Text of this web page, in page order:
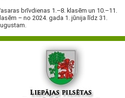
brīvdienas 1.–8. klasēm un 10.–11.
– no 2024. gada 1. jūnija līdz 31.